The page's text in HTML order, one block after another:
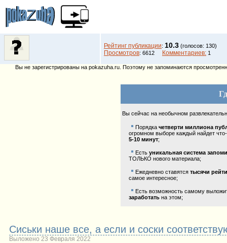
Рейтинг публикации: 10.3 (голосов: 130)
Просмотров: 6612 Комментариев: 1
Вы не зарегистрированы на pokazuha.ru. Поэтому не запоминаются
Вы сейчас на необычном
Порядка четверти миллиона
огромном выборе каждый найдет
5-10 минут;
Есть уникальная система
ТОЛЬКО нового материала;
Ежедневно ставятся тысячи
самое интересное;
Есть возможность самому
заработать на этом;
Сиськи наше все, а если и соски
Выложено 23 Февраля 2022